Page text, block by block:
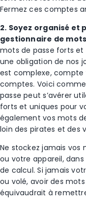
Fermez ces comptes
2. Soyez organisé et
gestionnaire de
mots de passe forts
une obligation de nos
est complexe,
comptes. Voici
passe peut s’avérer
forts et uniques pour
également vos mots
loin des pirates et des
Ne stockez jamais vos
ou votre appareil,
de calcul. Si jamais
ou volé, avoir des
équivaudrait à